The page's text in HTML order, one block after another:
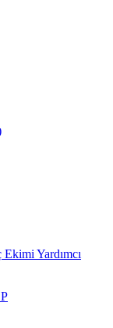
Yardımcı